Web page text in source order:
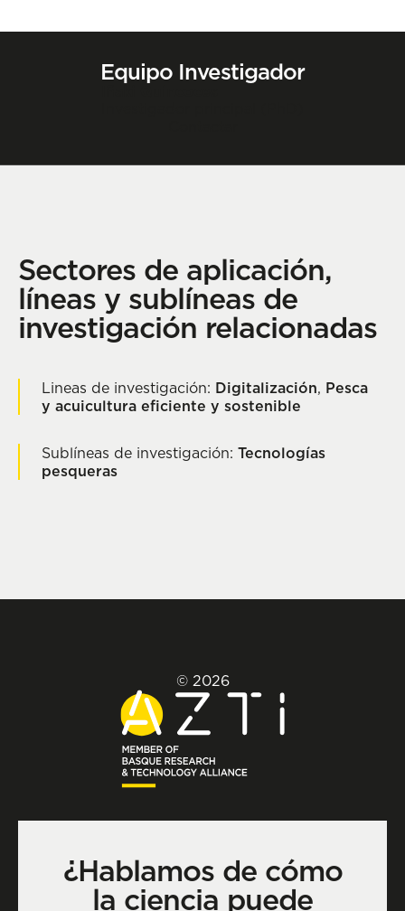
Equipo Investigador
Sectores de aplicación,
líneas y sublíneas de
investigación relacionadas
Lineas de investigación: Digitalización, Pesca
y acuicultura eficiente y sostenible
Sublíneas de investigación: Tecnologías
pesqueras
© 2026
¿Hablamos de cómo
la ciencia puede